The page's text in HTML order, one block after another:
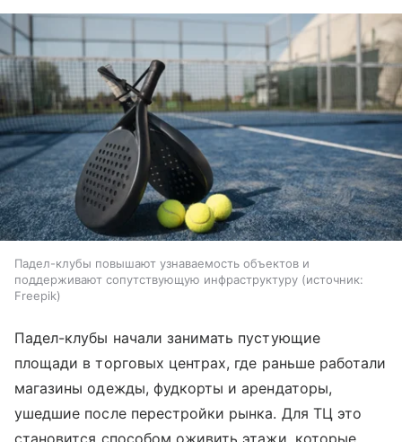
Падел-клубы повышают узнаваемость объектов и
поддерживают сопутствующую инфраструктуру
источник:
Freepik
Падел-клубы начали занимать пустующие
площади в торговых центрах, где раньше работали
магазины одежды, фудкорты и арендаторы,
ушедшие после перестройки рынка. Для ТЦ это
становится способом оживить этажи, которые